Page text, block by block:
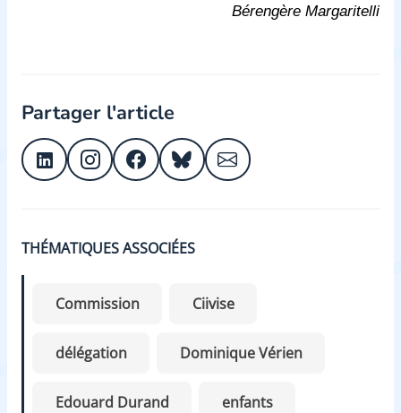
Bérengère Margaritelli
Partager l'article
THÉMATIQUES ASSOCIÉES
Commission Ciivise
délégation Dominique Vérien
Edouard Durand enfants